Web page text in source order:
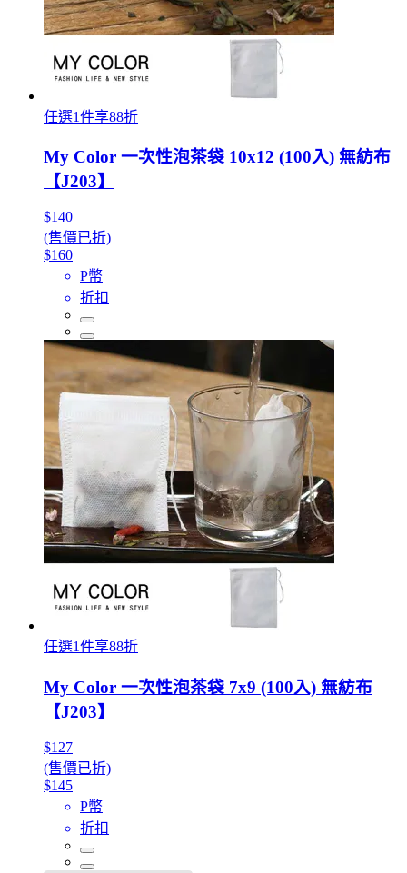
任選1件享88折
My Color 一次性泡茶袋 10x12 (100入) 無紡布
【J203】
$140
(售價已折)
$160
P幣
折扣
任選1件享88折
My Color 一次性泡茶袋 7x9 (100入) 無紡布
【J203】
$127
(售價已折)
$145
P幣
折扣